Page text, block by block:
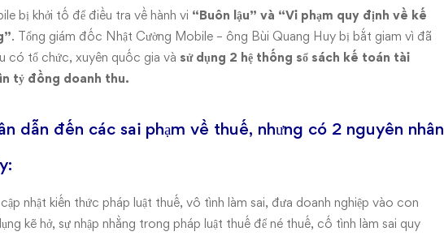
bị khởi tố để điều tra về hành vi “Buôn lậu” và “Vi phạm quy định về kế
. Tổng giám đốc Nhật Cường Mobile – ông Bùi Quang Huy bị bắt giam vì đã
có tổ chức, xuyên quốc gia và sử dụng 2 hệ thống sổ sách kế toán tài
tỷ đồng doanh thu.
dẫn đến các sai phạm về thuế, nhưng có 2 nguyên nhân
nhật kiến thức pháp luật thuế, vô tình làm sai, đưa doanh nghiệp vào con
kẽ hở, sự nhập nhằng trong pháp luật thuế để né thuế, cố tình làm sai quy